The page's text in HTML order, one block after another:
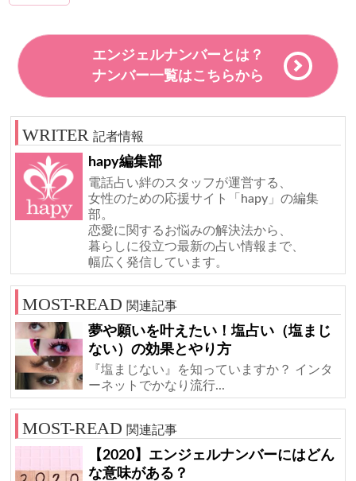
エンジェルナンバーとは？
ナンバー一覧はこちらから
記者情報
hapy編集部
電話占い絆のスタッフが運営する、
女性のための応援サイト「hapy」の編集
部。
恋愛に関するお悩みの解決法から、
暮らしに役立つ最新の占い情報まで、
幅広く発信しています。
関連記事
夢や願いを叶えたい！塩占い（塩まじ
ない）の効果とやり方
『塩まじない』を知っていますか？ インタ
ーネットでかなり流行...
関連記事
【2020】エンジェルナンバーにはどん
な意味がある？